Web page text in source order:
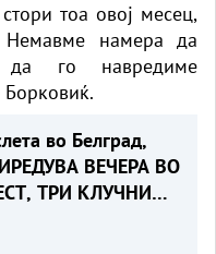
тоа овој месец,
Немавме намера да
да го навредиме
во Белград,
ВЕЧЕРА ВО
ТРИ КЛУЧНИ